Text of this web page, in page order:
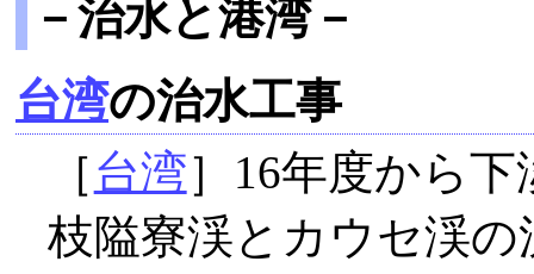
－治水と港湾－
台湾の治水工事
［台湾］16年度から
枝隘寮渓とカウセ渓